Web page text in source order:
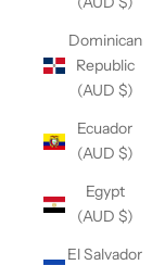
Dominican
Republic
(AUD $)
Ecuador
(AUD $)
Egypt
(AUD $)
El Salvador